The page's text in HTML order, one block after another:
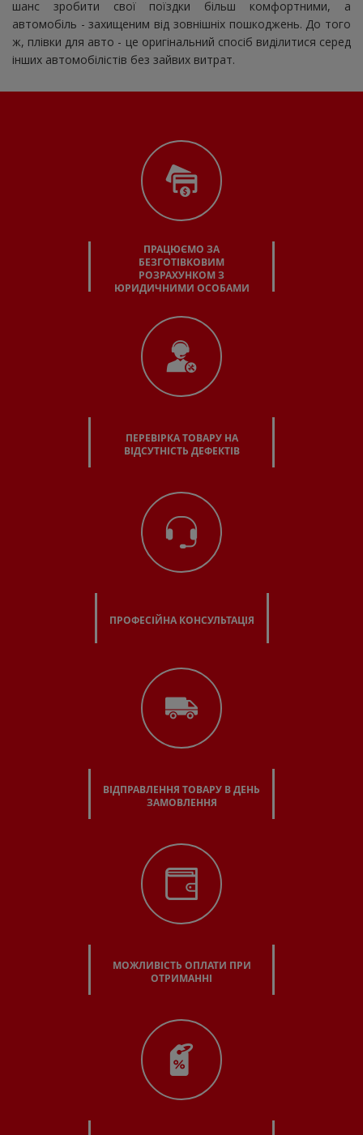
шанс зробити свої поїздки більш комфортними, а
автомобіль - захищеним від зовнішніх пошкоджень. До того
ж, плівки для авто - це оригінальний спосіб виділитися серед
інших автомобілістів без зайвих витрат.
ПРАЦЮЄМО ЗА
БЕЗГОТІВКОВИМ
РОЗРАХУНКОМ З
ЮРИДИЧНИМИ ОСОБАМИ
ПЕРЕВІРКА ТОВАРУ НА
ВІДСУТНІСТЬ ДЕФЕКТІВ
ПРОФЕСІЙНА КОНСУЛЬТАЦІЯ
ВІДПРАВЛЕННЯ ТОВАРУ В ДЕНЬ
ЗАМОВЛЕННЯ
МОЖЛИВІСТЬ ОПЛАТИ ПРИ
ОТРИМАННІ